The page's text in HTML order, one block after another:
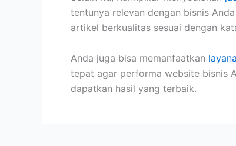
tentunya relevan dengan bisnis
artikel berkualitas sesuai dengan
Anda juga bisa memanfaatkan
tepat agar performa website bisnis
dapatkan hasil yang terbaik.